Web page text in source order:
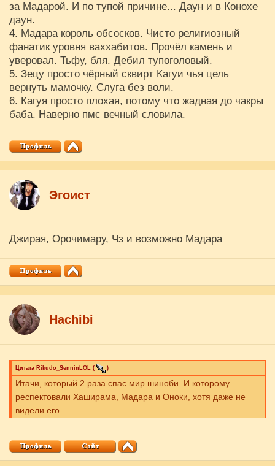
за Мадарой. И по тупой причине... Даун и в Конохе
даун.
4. Мадара король обсосков. Чисто религиозный
фанатик уровня ваххабитов. Прочёл камень и
уверовал. Тьфу, бля. Дебил тупоголовый.
5. Зецу просто чёрный сквирт Кагуи чья цель
вернуть мамочку. Слуга без воли.
6. Кагуя просто плохая, потому что жадная до чакры
баба. Наверно пмс вечный словила.
Эгоист
Джирая, Орочимару, Чз и возможно Мадара
Hachibi
Цитата Rikudo_SenninLOL ( )
Итачи, который 2 раза спас мир шиноби. И которому
респектовали Хаширама, Мадара и Оноки, хотя даже не
видели его